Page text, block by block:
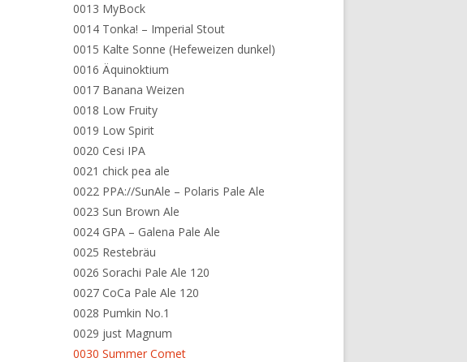
0013 MyBock
0014 Tonka! – Imperial Stout
0015 Kalte Sonne (Hefeweizen dunkel)
0016 Äquinoktium
0017 Banana Weizen
0018 Low Fruity
0019 Low Spirit
0020 Cesi IPA
0021 chick pea ale
0022 PPA://SunAle – Polaris Pale Ale
0023 Sun Brown Ale
0024 GPA – Galena Pale Ale
0025 Restebräu
0026 Sorachi Pale Ale 120
0027 CoCa Pale Ale 120
0028 Pumkin No.1
0029 just Magnum
0030 Summer Comet